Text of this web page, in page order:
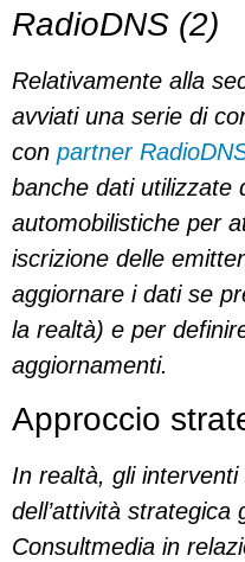
RadioDNS (2)
Relativamente alla
avviati una serie di
con partner
banche dati utilizzate
automobilistiche per
iscrizione delle
aggiornare i dati se
la realtà) e per
aggiornamenti.
Approccio
In realtà, gli interventi
dell’attività
Consultmedia in